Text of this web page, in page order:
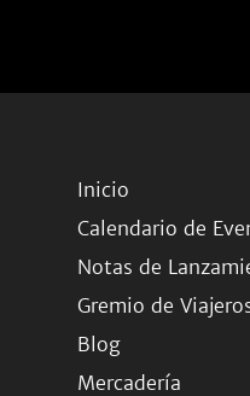
Inicio
Calendario de
Notas de
Gremio de
Blog
Mercadería